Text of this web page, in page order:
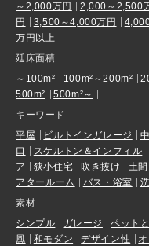
～2,000万円
2,000～2,500
円
3,500～4,000万円
万円以上
延床面積
～100m²
100m²～200m²
500m²
500m²～
キーワード
平屋
ビルトインガレージ
口
スケルトン＆インフィル
ア
狭小住宅 吹き抜け 土間
アタールーム
バス・浴室
素材
シンプル
ガレージ ペット
風
和モダン デザイン性